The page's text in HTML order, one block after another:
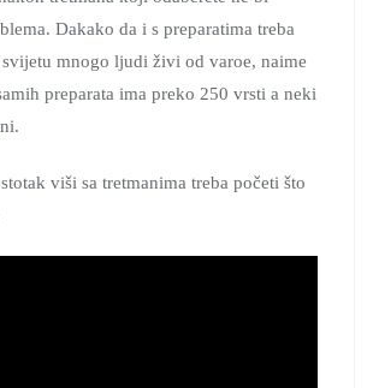
Dakako da i s preparatima treba
mnogo ljudi živi od varoe, naime
preparata ima preko 250 vrsti a neki
viši sa tretmanima treba početi što